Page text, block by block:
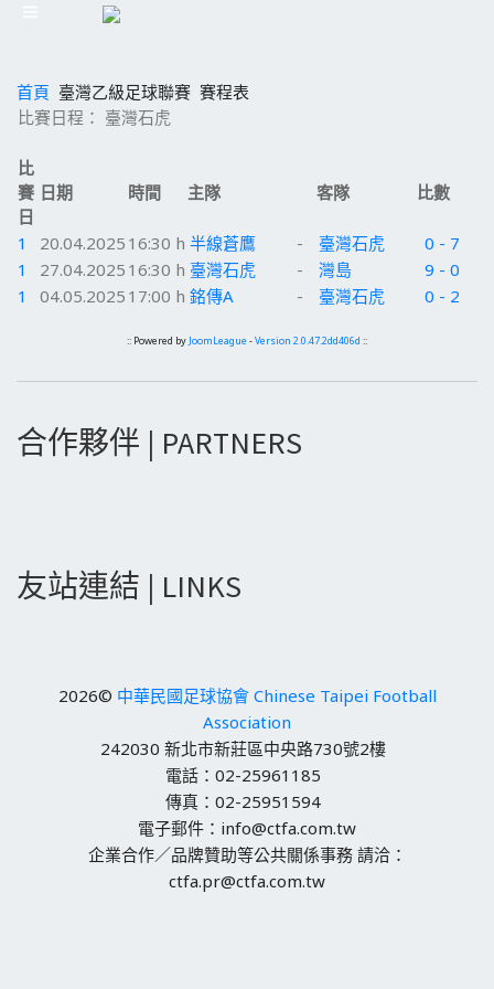
首頁 臺灣乙級足球聯賽 賽程表
比賽日程： 臺灣石虎
比
賽
日
日期 時間 主隊 客隊 比數
1 20.04.2025 16:30 h 半線蒼鷹 - 臺灣石虎
0 - 7
1
27.04.2025 16:30 h 臺灣石虎 - 灣島
9 - 0
1
04.05.2025 17:00 h 銘傳A - 臺灣石虎 0 - 2
:: Powered by JoomLeague -Version 2.0.47.2dd406d ::
合作夥伴 | PARTNERS
友站連結 | LINKS
2026© 中華民國足球協會 Chinese Taipei Football
Association
242030 新北市新莊區中央路730號2樓
電話：02-25961185
傳真：02-25951594
電子郵件：info@ctfa.com.tw
企業合作／品牌贊助等公共關係事務 請洽：
ctfa.pr@ctfa.com.tw